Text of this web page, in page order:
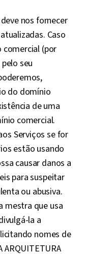
nos fornecer
Caso
(por
seu
do domínio
de uma
comercial.
Serviços se for
estão usando
causar danos a
para suspeitar
ou abusiva.
mestra que usa
la a
nomes de
ARQUITETURA